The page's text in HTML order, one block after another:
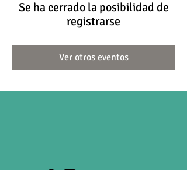
Se ha cerrado la posibilidad de
registrarse
Ver otros eventos